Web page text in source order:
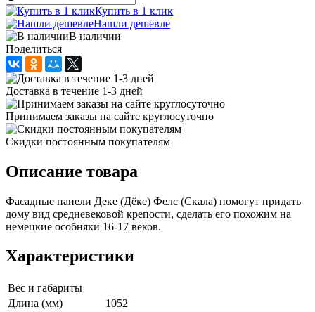
Купить в 1 клик
Нашли дешевле
В наличии
Поделиться
Доставка в течение 1-3 дней
Принимаем заказы на сайте круглосуточно
Скидки постоянным покупателям
Описание товара
Фасадные панели Деке (Дёке) Фелс (Скала) помогут придать
дому вид средневековой крепости, сделать его похожим на
немецкие особняки 16-17 веков.
Характеристики
Вес и габариты
Длина (мм)
1052